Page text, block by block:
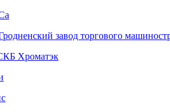
завод торгового
Хроматэк